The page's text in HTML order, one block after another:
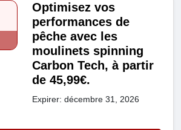
Optimisez vos
performances de
pêche avec les
moulinets spinning
Carbon Tech, à partir
de 45,99€.
Expirer: décembre 31, 2026